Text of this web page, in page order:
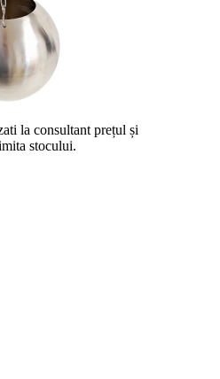
la consultant prețul și
stocului.